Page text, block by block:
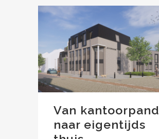
Van kantoorpand
naar eigentijds